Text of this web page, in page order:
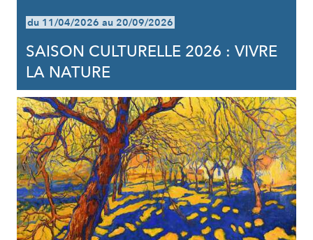
du 11/04/2026 au 20/09/2026
SAISON CULTURELLE 2026 : VIVRE
LA NATURE